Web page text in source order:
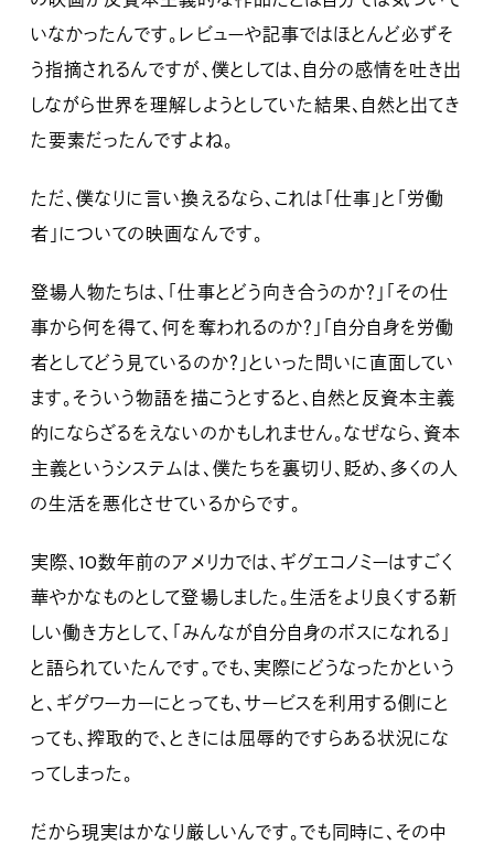
いなかったんです。レビューや記事ではほとんど必ずそ
う指摘されるんですが、僕としては、自分の感情を吐き出
しながら世界を理解しようとしていた結果、自然と出てき
た要素だったんですよね。
ただ、僕なりに言い換えるなら、これは「仕事」と「労働
者」についての映画なんです。
登場人物たちは、「仕事とどう向き合うのか？」「その仕
事から何を得て、何を奪われるのか？」「自分自身を労働
者としてどう見ているのか？」といった問いに直面してい
ます。そういう物語を描こうとすると、自然と反資本主義
的にならざるをえないのかもしれません。なぜなら、資本
主義というシステムは、僕たちを裏切り、貶め、多くの人
の生活を悪化させているからです。
実際、10数年前のアメリカでは、ギグエコノミーはすごく
華やかなものとして登場しました。生活をより良くする新
しい働き方として、「みんなが自分自身のボスになれる」
と語られていたんです。でも、実際にどうなったかという
と、ギグワーカーにとっても、サービスを利用する側にと
っても、搾取的で、ときには屈辱的ですらある状況にな
ってしまった。
だから現実はかなり厳しいんです。でも同時に、その中